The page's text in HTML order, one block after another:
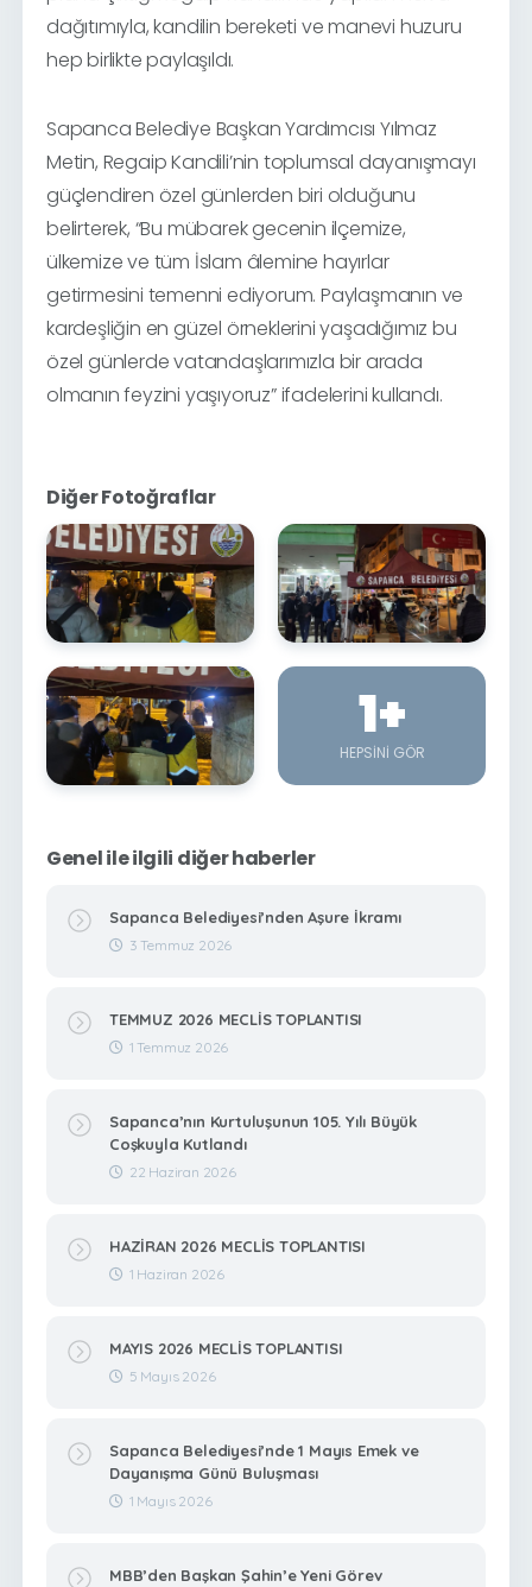
dağıtımıyla, kandilin bereketi ve manevi huzuru
hep birlikte paylaşıldı.
Sapanca Belediye Başkan Yardımcısı Yılmaz
Metin, Regaip Kandili’nin toplumsal dayanışmayı
güçlendiren özel günlerden biri olduğunu
belirterek, “Bu mübarek gecenin ilçemize,
ülkemize ve tüm İslam âlemine hayırlar
getirmesini temenni ediyorum. Paylaşmanın ve
kardeşliğin en güzel örneklerini yaşadığımız bu
özel günlerde vatandaşlarımızla bir arada
olmanın feyzini yaşıyoruz” ifadelerini kullandı.
Diğer Fotoğraflar
1+
HEPSINI GÖR
Genel ile ilgili diğer haberler
Sapanca Belediyesi’nden Aşure İkramı
3 Temmuz 2026
TEMMUZ 2026 MECLİS TOPLANTISI
1 Temmuz 2026
Sapanca’nın Kurtuluşunun 105. Yılı Büyük
Coşkuyla Kutlandı
22 Haziran 2026
HAZİRAN 2026 MECLİS TOPLANTISI
1 Haziran 2026
MAYIS 2026 MECLİS TOPLANTISI
5 Mayıs 2026
Sapanca Belediyesi’nde 1 Mayıs Emek ve
Dayanışma Günü Buluşması
1 Mayıs 2026
MBB’den Başkan Şahin’e Yeni Görev